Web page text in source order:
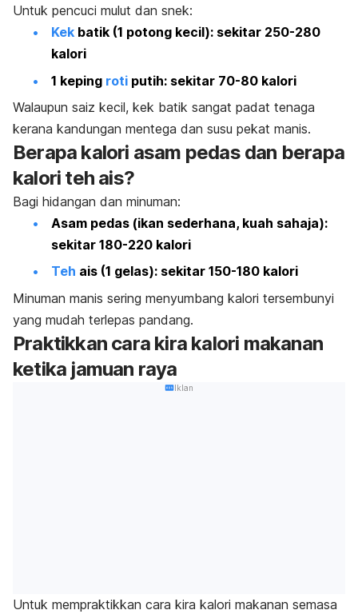
Untuk pencuci mulut dan snek:
Kek batik (1 potong kecil): sekitar 250-280
kalori
1 keping roti putih: sekitar 70-80 kalori
Walaupun saiz kecil, kek batik sangat padat tenaga
kerana kandungan mentega dan susu pekat manis.
Berapa kalori asam pedas dan berapa
kalori teh ais?
Bagi hidangan dan minuman:
Asam pedas (ikan sederhana, kuah sahaja):
sekitar 180-220 kalori
Teh ais (1 gelas): sekitar 150-180 kalori
Minuman manis sering menyumbang kalori tersembunyi
yang mudah terlepas pandang.
Praktikkan cara kira kalori makanan
ketika jamuan raya
Iklan
Untuk mempraktikkan cara kira kalori makanan semasa